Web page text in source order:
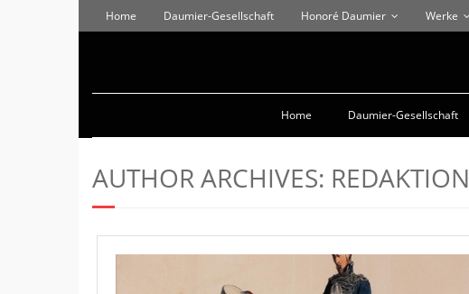
Home Daumier-Gesellschaft Honoré Daumier Werke
Home Daumier-Gesellschaft
AUTHOR ARCHIVES: REDAKTION